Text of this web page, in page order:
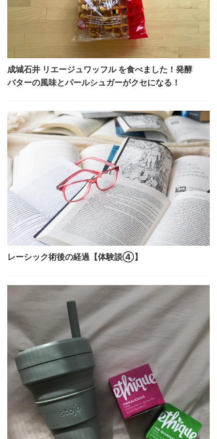
成城石井 リエージュワッフル を食べました！発酵
バターの風味とパールシュガーがクセになる！
レーシック術後の経過【体験談④】